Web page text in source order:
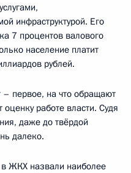
инфраструктурой. Его
7 процентов валового
население платит
рублей.
– первое, на что обращают
работе власти. Судя
даже до твёрдой
далеко.
ЖКХ назвали наиболее